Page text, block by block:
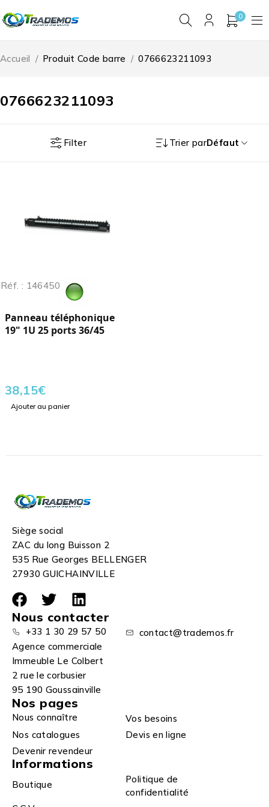
0
0766623211093
Accueil / Produit Code barre / 0766623211093
Filter Trier parDéfaut
Réf. : 146450
Panneau téléphonique
19" 1U 25 ports 36/45
38,15€
Ajouter au panier
Siège social
ZAC du long Buisson 2
535 Rue Georges BELLENGER
27930 GUICHAINVILLE
Nous contacter
+33 1 30 29 57 50
contact@trademos.fr
Agence commerciale
Immeuble Le Colbert
2 rue le corbusier
95 190 Goussainville
Nos pages
Nous connaître
Vos besoins
Nos catalogues
Devis en ligne
Devenir revendeur
Informations
Boutique
Politique de
confidentialité